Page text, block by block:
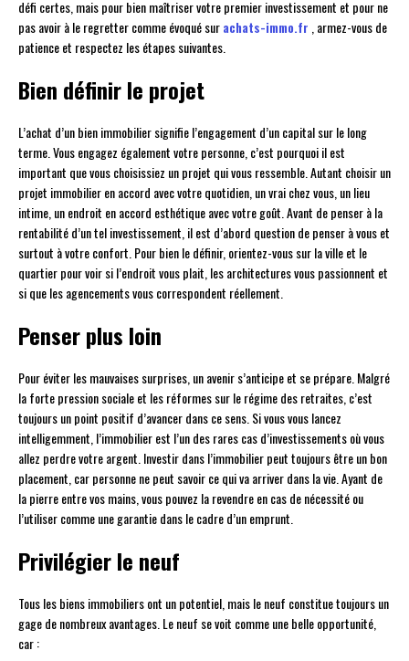
défi certes, mais pour bien maîtriser votre premier investissement et pour ne
pas avoir à le regretter comme évoqué surachats-immo.fr , armez-vous de
patience et respectez les étapes suivantes.
Bien définir le projet
L’achat d’un bien immobilier signifie l’engagement d’un capital sur le long
terme. Vous engagez également votre personne, c’est pourquoi il est
important que vous choisissiez un projet qui vous ressemble. Autant choisir un
projet immobilier en accord avec votre quotidien, un vrai chez vous, un lieu
intime, un endroit en accord esthétique avec votre goût. Avant de penser à la
rentabilité d’un tel investissement, il est d’abord question de penser à vous et
surtout à votre confort. Pour bien le définir, orientez-vous sur la ville et le
quartier pour voir si l’endroit vous plait, les architectures vous passionnent et
si que les agencements vous correspondent réellement.
Penser plus loin
Pour éviter les mauvaises surprises, un avenir s’anticipe et se prépare. Malgré
la forte pression sociale et les réformes sur le régime des retraites, c’est
toujours un point positif d’avancer dans ce sens. Si vous vous lancez
intelligemment, l’immobilier est l’un des rares cas d’investissements où vous
allez perdre votre argent. Investir dans l’immobilier peut toujours être un bon
placement, car personne ne peut savoir ce qui va arriver dans la vie. Ayant de
la pierre entre vos mains, vous pouvez la revendre en cas de nécessité ou
l’utiliser comme une garantie dans le cadre d’un emprunt.
Privilégier le neuf
Tous les biens immobiliers ont un potentiel, mais le neuf constitue toujours un
gage de nombreux avantages. Le neuf se voit comme une belle opportunité,
car :